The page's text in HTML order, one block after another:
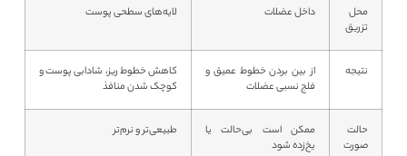
محل
تزریق
داخل عضلات لایه‌های سطحی پوست
نتیجه
از بین بردن خطوط عمیق و
فلج نسبی عضلات
کاهش خطوط ریز، شادابی پوست و
کوچک شدن منافذ
حالت
صورت
ممکن است بی‌حالت یا
یخ‌زده شود
طبیعی‌تر و نرم‌تر